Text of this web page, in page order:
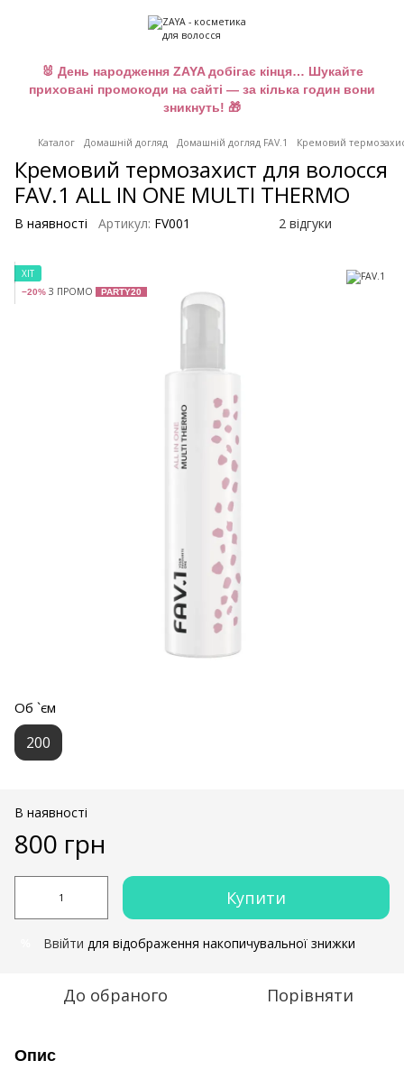
🐰 День народження ZAYA добігає кінця… Шукайте
приховані промокоди на сайті — за кілька годин вони
зникнуть! 🎁
Каталог Домашній догляд Домашній догляд FAV.1 Кремовий
Кремовий термозахист для волосся
FAV.1 ALL IN ONE MULTI THERMO
В наявності Артикул: FV001 2 відгуки
ХІТ
−20% З ПРОМО PARTY20
Об `єм
200
В наявності
800 грн
Купити
Ввійти для відображення накопичувальної знижки
До обраного Порівняти
Опис